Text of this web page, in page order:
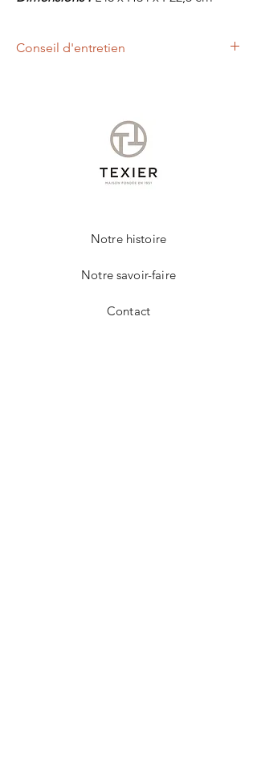
Conseil d'entretien
Notre histoire
Notre savoir-faire
Contact